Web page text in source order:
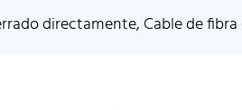
directamente, Cable de fibra